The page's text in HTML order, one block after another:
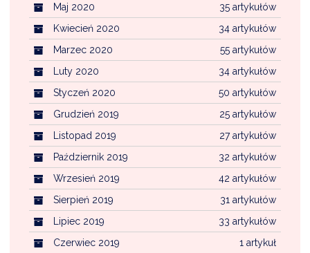
35 artykułów
Maj 2020
34 artykułów
Kwiecień 2020
55 artykułów
Marzec 2020
34 artykułów
Luty 2020
50 artykułów
Styczeń 2020
25 artykułów
Grudzień 2019
27 artykułów
Listopad 2019
32 artykułów
Październik 2019
42 artykułów
Wrzesień 2019
31 artykułów
Sierpień 2019
33 artykułów
Lipiec 2019
1 artykuł
Czerwiec 2019